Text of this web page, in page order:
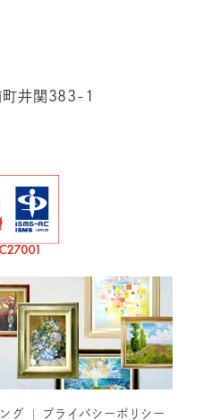
町井関383-1
グ プライバシーポリシー